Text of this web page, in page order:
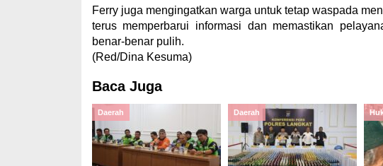
Ferry juga mengingatkan warga untuk tetap waspada
terus memperbarui informasi dan memastikan
benar-benar pulih.
(Red/Dina Kesuma)
Baca Juga
Daerah Daerah